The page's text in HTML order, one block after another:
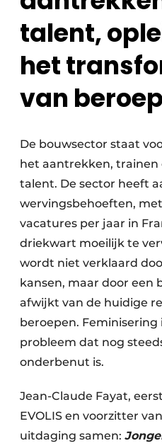
talent,
het
van
De bouwsector staat
het aantrekken, trainen
talent. De sector heeft
wervingsbehoeften,
vacatures per jaar in
driekwart moeilijk te
wordt niet verklaard
kansen, maar door een
afwijkt van de huidige
beroepen. Feminisering
probleem dat nog
onderbenut is.
Jean-Claude Fayat,
EVOLIS en voorzitter
uitdaging samen: